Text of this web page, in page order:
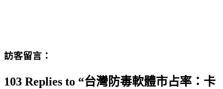
訪客留言：
103 Replies to “台灣防毒軟體市占率：卡